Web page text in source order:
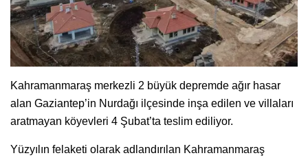
Kahramanmaraş merkezli 2 büyük depremde ağır hasar
alan Gaziantep’in Nurdağı ilçesinde inşa edilen ve villaları
aratmayan köyevleri 4 Şubat’ta teslim ediliyor.
Yüzyılın felaketi olarak adlandırılan Kahramanmaraş